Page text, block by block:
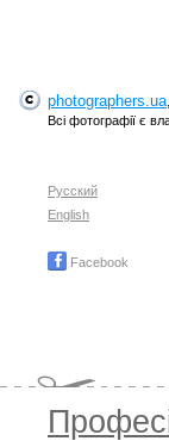
photographers.ua
Всі фотографії є
Русский
English
Facebook